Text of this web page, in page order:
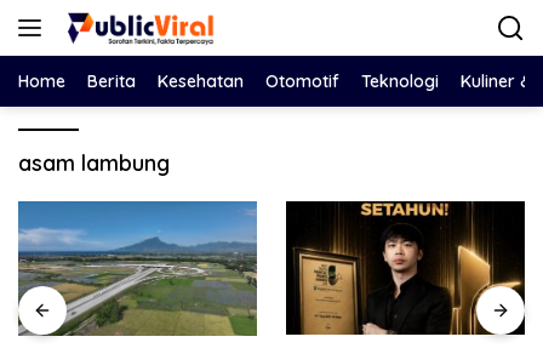
Langsung
Home Berita Kesehatan Otomotif Teknologi Kuliner &
asam lambung